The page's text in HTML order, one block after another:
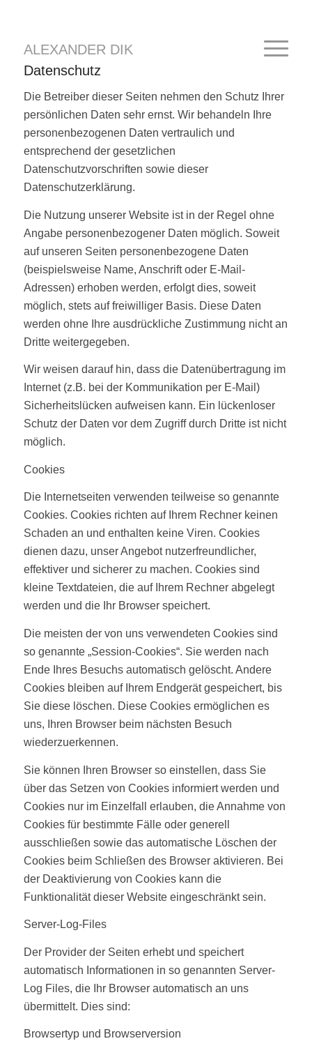
ALEXANDER DIK
Datenschutz
Die Betreiber dieser Seiten nehmen den Schutz Ihrer
persönlichen Daten sehr ernst. Wir behandeln Ihre
personenbezogenen Daten vertraulich und
entsprechend der gesetzlichen
Datenschutzvorschriften sowie dieser
Datenschutzerklärung.
Die Nutzung unserer Website ist in der Regel ohne
Angabe personenbezogener Daten möglich. Soweit
auf unseren Seiten personenbezogene Daten
(beispielsweise Name, Anschrift oder E-Mail-
Adressen) erhoben werden, erfolgt dies, soweit
möglich, stets auf freiwilliger Basis. Diese Daten
werden ohne Ihre ausdrückliche Zustimmung nicht an
Dritte weitergegeben.
Wir weisen darauf hin, dass die Datenübertragung im
Internet (z.B. bei der Kommunikation per E-Mail)
Sicherheitslücken aufweisen kann. Ein lückenloser
Schutz der Daten vor dem Zugriff durch Dritte ist nicht
möglich.
Cookies
Die Internetseiten verwenden teilweise so genannte
Cookies. Cookies richten auf Ihrem Rechner keinen
Schaden an und enthalten keine Viren. Cookies
dienen dazu, unser Angebot nutzerfreundlicher,
effektiver und sicherer zu machen. Cookies sind
kleine Textdateien, die auf Ihrem Rechner abgelegt
werden und die Ihr Browser speichert.
Die meisten der von uns verwendeten Cookies sind
so genannte „Session-Cookies“. Sie werden nach
Ende Ihres Besuchs automatisch gelöscht. Andere
Cookies bleiben auf Ihrem Endgerät gespeichert, bis
Sie diese löschen. Diese Cookies ermöglichen es
uns, Ihren Browser beim nächsten Besuch
wiederzuerkennen.
Sie können Ihren Browser so einstellen, dass Sie
über das Setzen von Cookies informiert werden und
Cookies nur im Einzelfall erlauben, die Annahme von
Cookies für bestimmte Fälle oder generell
ausschließen sowie das automatische Löschen der
Cookies beim Schließen des Browser aktivieren. Bei
der Deaktivierung von Cookies kann die
Funktionalität dieser Website eingeschränkt sein.
Server-Log-Files
Der Provider der Seiten erhebt und speichert
automatisch Informationen in so genannten Server-
Log Files, die Ihr Browser automatisch an uns
übermittelt. Dies sind:
Browsertyp und Browserversion